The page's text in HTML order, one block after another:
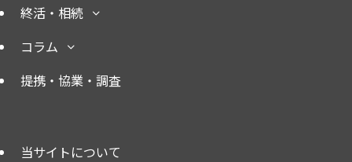
終活・相続
コラム
提携・協業・調査
当サイトについて